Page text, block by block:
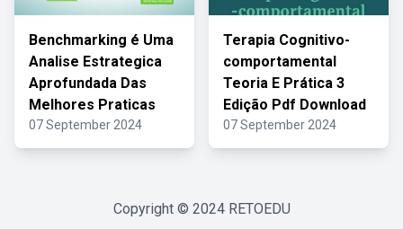
Benchmarking é Uma
Analise Estrategica
Aprofundada Das
Melhores Praticas
07 September 2024
Terapia Cognitivo-
comportamental
Teoria E Prática 3
Edição Pdf Download
07 September 2024
Copyright © 2024 RETOEDU